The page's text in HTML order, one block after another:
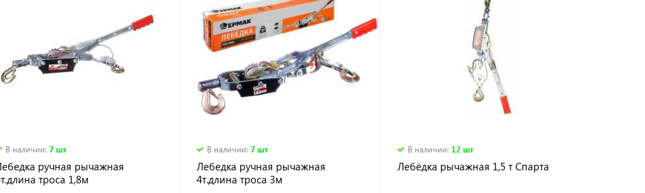
В наличии: 7 шт
ручная рычажная
троса 1,8м
В наличии: 7 шт
Лебедка ручная рычажная
4т.длина троса 3м
В наличии: 12 шт
Лебёдка рычажная 1,5 т Спарта